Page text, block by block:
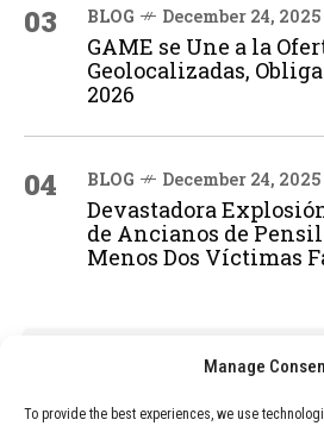
Manage
To provide the best experiences, we use
03 BLOG December 24, 2025
GAME se Une a la
Geolocalizadas,
2026
04 BLOG December 24, 2025
Devastadora
de Ancianos de
Menos Dos Víctimas